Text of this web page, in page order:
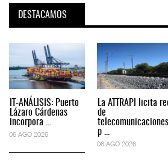
DESTACAMOS
IT-ANÁLISIS: Puerto
Lázaro Cárdenas
incorpora ...
06 AGO 2026
La ATTRAPI licita
de
telecomunicaciones
p ...
06 AGO 2026